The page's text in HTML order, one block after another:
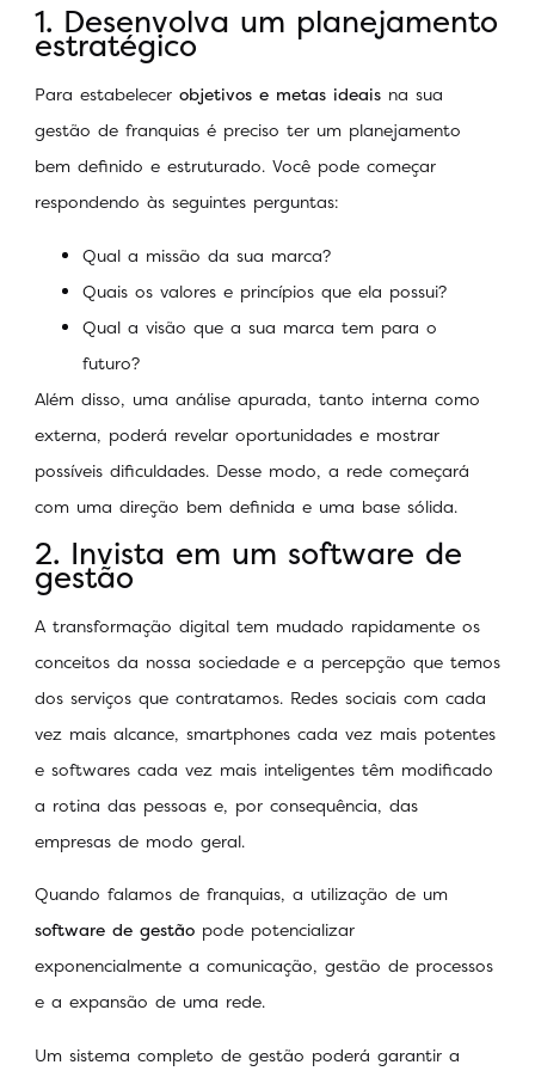
1. Desenvolva um planejamento
estratégico
Para estabelecer objetivos e metas ideais na sua
gestão de franquias é preciso ter um planejamento
bem definido e estruturado. Você pode começar
respondendo às seguintes perguntas:
Qual a missão da sua marca?
Quais os valores e princípios que ela possui?
Qual a visão que a sua marca tem para o
futuro?
Além disso, uma análise apurada, tanto interna como
externa, poderá revelar oportunidades e mostrar
possíveis dificuldades. Desse modo, a rede começará
com uma direção bem definida e uma base sólida.
2. Invista em um software de
gestão
A transformação digital tem mudado rapidamente os
conceitos da nossa sociedade e a percepção que temos
dos serviços que contratamos. Redes sociais com cada
vez mais alcance, smartphones cada vez mais potentes
e softwares cada vez mais inteligentes têm modificado
a rotina das pessoas e, por consequência, das
empresas de modo geral.
Quando falamos de franquias, a utilização de um
software de gestão pode potencializar
exponencialmente a comunicação, gestão de processos
e a expansão de uma rede.
Um sistema completo de gestão poderá garantir a